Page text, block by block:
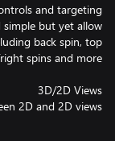
but yet allow
back spin, top